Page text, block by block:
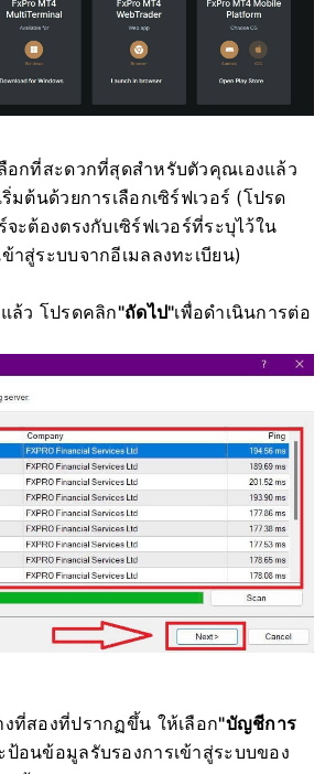
อกที่สะดวกที่สุดสำหรับตัวคุณเองแล้ว
มต้นด้วยการเลือกเซิร์ฟเวอร์ (โปรด
จะต้องตรงกับเซิร์ฟเวอร์ที่ระบุไว้ใน
าสู่ระบบจากอีเมลลงทะเบียน)
ล้ว โปรดคลิก"ถัดไป"เพื่อดำเนินการต่อ
ที่สองที่ปรากฏขึ้น ให้เลือก"บัญชีการ
ป้อนข้อมูลรับรองการเข้าสู่ระบบของ